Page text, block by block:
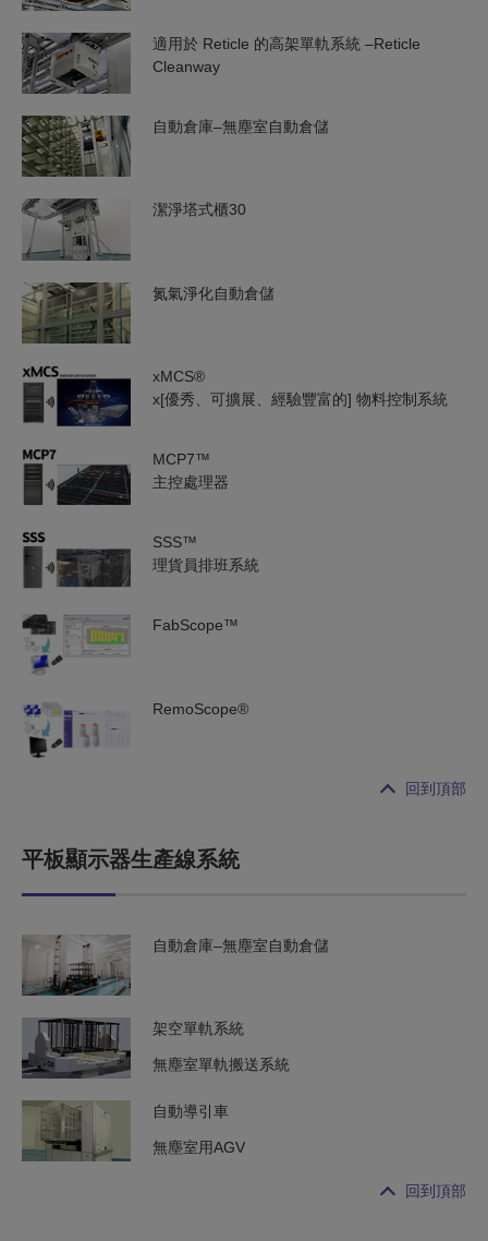
適用於 Reticle 的高架單軌系統 –Reticle
Cleanway
自動倉庫–無塵室自動倉儲
潔淨塔式櫃30
氮氣淨化自動倉儲
xMCS®
x[優秀、可擴展、經驗豐富的] 物料控制系統
MCP7™
主控處理器
SSS™
理貨員排班系統
FabScope™
RemoScope®
回到頂部
平板顯示器生產線系統
自動倉庫–無塵室自動倉儲
架空單軌系統
無塵室單軌搬送系統
自動導引車
無塵室用AGV
回到頂部